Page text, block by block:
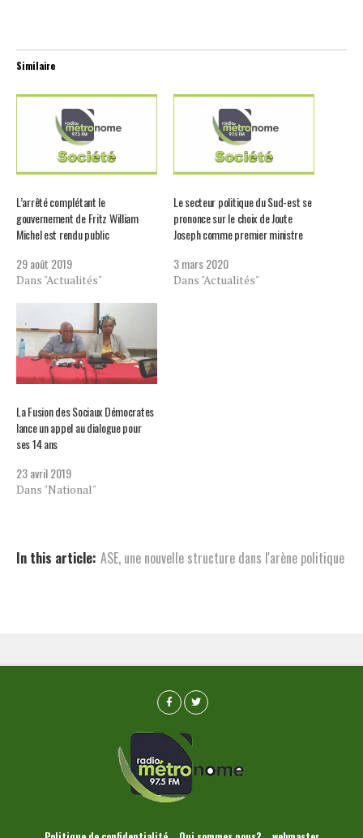
Similaire
L’arrêté complétant le
gouvernement de Fritz William
Michel est rendu public
29 août 2019
Dans "Actualités"
Le secteur politique du Sud-est se
prononce sur le choix de Joute
Joseph comme premier ministre
3 mars 2020
Dans "Actualités"
La Fusion des Sociaux Démocrates
lance un appel au dialogue pour
ses 14 ans
23 avril 2019
Dans "National"
In this article: ASE, une nouvelle structure dans l'arène politique